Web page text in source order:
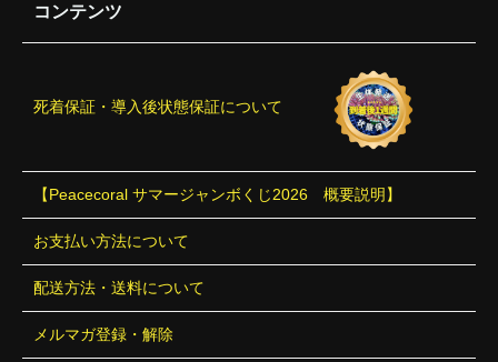
コンテンツ
死着保証・導入後状態保証について
【Peacecoral サマージャンボくじ2026 概要説明】
お支払い方法について
配送方法・送料について
メルマガ登録・解除